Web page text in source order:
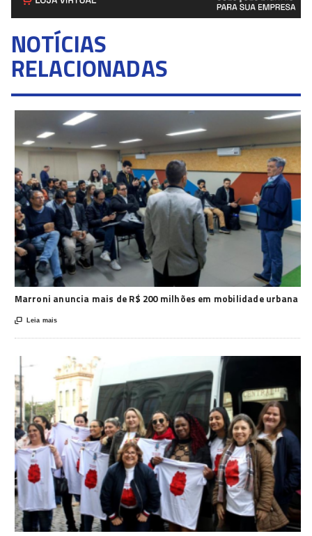
NOTÍCIAS
RELACIONADAS
Marroni anuncia mais de R$ 200 milhões em mobilidade urbana
 Leia mais